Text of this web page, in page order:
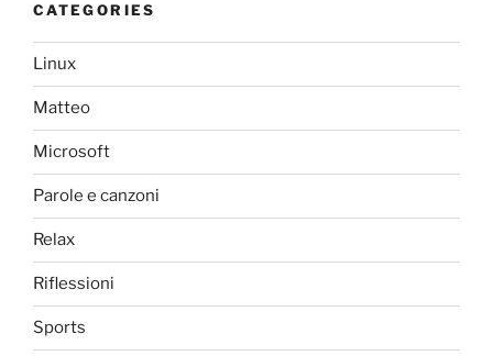
CATEGORIES
Linux
Matteo
Microsoft
Parole e canzoni
Relax
Riflessioni
Sports